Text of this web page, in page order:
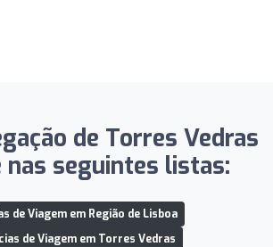
de Torres Vedras
nas seguintes listas:
de Viagem em Região de Lisboa
de Viagem em Torres Vedras